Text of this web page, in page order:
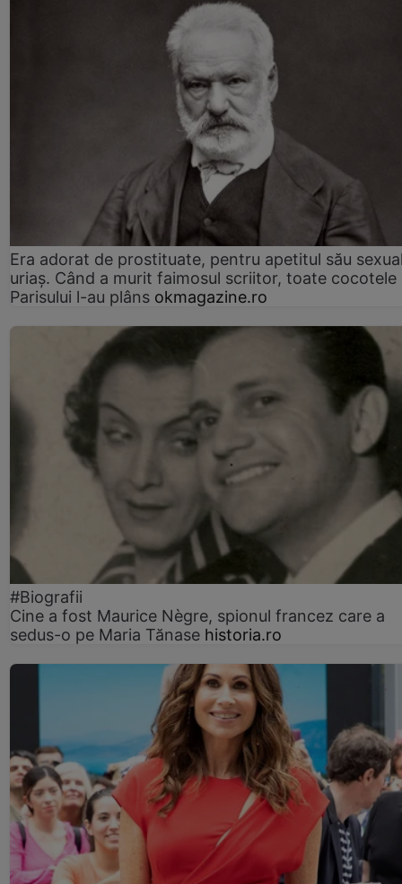
Era adorat de prostituate, pentru apetitul său
uriaș. Când a murit faimosul scriitor, toate cocotele
Parisului l-au plâns okmagazine.ro
#Biografii
Cine a fost Maurice Nègre, spionul francez care a
sedus-o pe Maria Tănase historia.ro